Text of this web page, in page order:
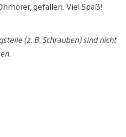
gefallen. Viel Spaß!
(z. B. Schrauben) sind nicht